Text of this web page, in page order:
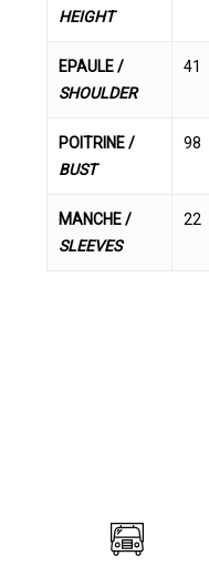
HEIGHT
EPAULE /
SHOULDER
41
POITRINE /
BUST
98
MANCHE /
SLEEVES
22